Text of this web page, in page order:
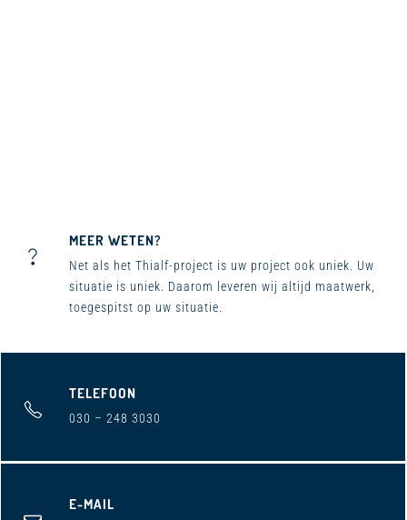
MEER WETEN?
Net als het Thialf-project is uw project ook uniek. Uw
situatie is uniek. Daarom leveren wij altijd maatwerk,
toegespitst op uw situatie.
TELEFOON
030 – 248 3030
E-MAIL